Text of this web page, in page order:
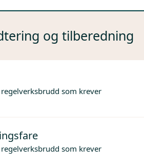
og tilberedning
som krever
som krever